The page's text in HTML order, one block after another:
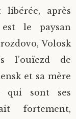
libérée, après
le paysan
Volosk
l’ouïezd de
et sa mère
qui sont ses
fortement,